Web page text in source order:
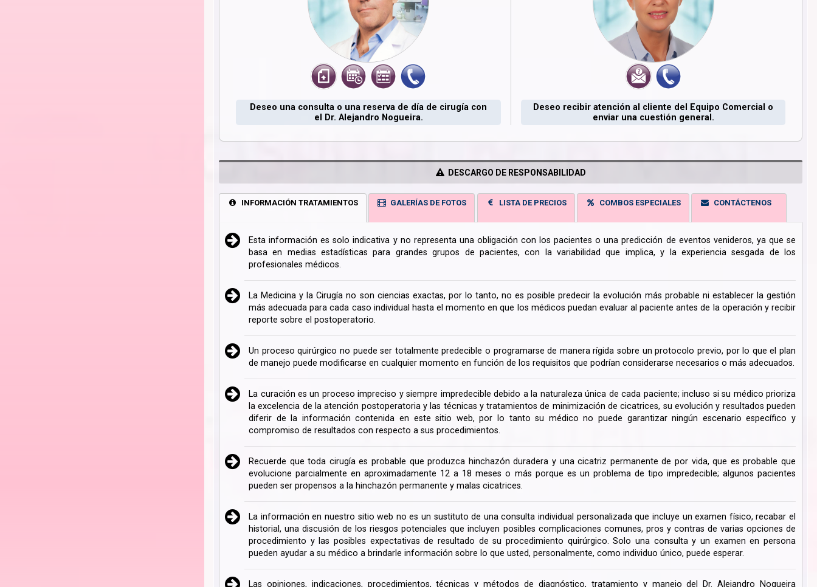
Deseo una consulta o una reserva de día de cirugía con
el Dr. Alejandro Nogueira.
Deseo recibir atención al cliente del Equipo Comercial o
enviar una cuestión general.
DESCARGO DE RESPONSABILIDAD
INFORMACIÓN TRATAMIENTOS GALERÍAS DE FOTOS LISTA DE PRECIOS COMBOS ESPECIALES CONTÁCTENOS
Esta información es solo indicativa y no representa una obligación con los pacientes o una predicción de eventos venideros, ya que se
basa en medias estadísticas para grandes grupos de pacientes, con la variabilidad que implica, y la experiencia sesgada de los
profesionales médicos.
La Medicina y la Cirugía no son ciencias exactas, por lo tanto, no es posible predecir la evolución más probable ni establecer la gestión
más adecuada para cada caso individual hasta el momento en que los médicos puedan evaluar al paciente antes de la operación y recibir
reporte sobre el postoperatorio.
Un proceso quirúrgico no puede ser totalmente predecible o programarse de manera rígida sobre un protocolo previo, por lo que el plan
de manejo puede modificarse en cualquier momento en función de los requisitos que podrían considerarse necesarios o más adecuados.
La curación es un proceso impreciso y siempre impredecible debido a la naturaleza única de cada paciente; incluso si su médico prioriza
la excelencia de la atención postoperatoria y las técnicas y tratamientos de minimización de cicatrices, su evolución y resultados pueden
diferir de la información contenida en este sitio web, por lo tanto su médico no puede garantizar ningún escenario específico y
compromiso de resultados con respecto a sus procedimientos.
Recuerde que toda cirugía es probable que produzca hinchazón duradera y una cicatriz permanente de por vida, que es probable que
evolucione parcialmente en aproximadamente 12 a 18 meses o más porque es un problema de tipo impredecible; algunos pacientes
pueden ser propensos a la hinchazón permanente y malas cicatrices.
La información en nuestro sitio web no es un sustituto de una consulta individual personalizada que incluye un examen físico, recabar el
historial, una discusión de los riesgos potenciales que incluyen posibles complicaciones comunes, pros y contras de varias opciones de
procedimiento y las posibles expectativas de resultado de su procedimiento quirúrgico. Solo una consulta y un examen en persona
pueden ayudar a su médico a brindarle información sobre lo que usted, personalmente, como individuo único, puede esperar.
Las opiniones, indicaciones, procedimientos, técnicas y métodos de diagnóstico, tratamiento y manejo del Dr. Alejandro Nogueira